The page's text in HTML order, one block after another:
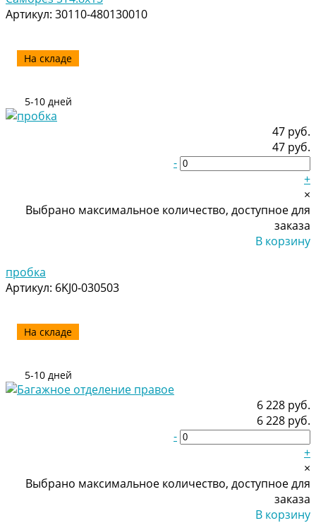
6 228 руб.
6 228 руб.
-
+
×
Выбрано максимальное количество, доступное для
заказа
В корзину
Артикул: 30110-480130010
На складе
5-10 дней
47 руб.
47 руб.
-
+
×
Выбрано максимальное количество, доступное для
заказа
В корзину
пробка
Артикул: 6KJ0-030503
На складе
5-10 дней